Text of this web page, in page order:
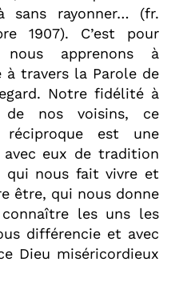
rayonner… (fr.
1907). C’est pour
apprenons à
travers la Parole de
Notre fidélité à
nos voisins, ce
est une
eux de tradition
qui nous fait vivre et
être, qui nous donne
les uns les
différencie et avec
Dieu miséricordieux